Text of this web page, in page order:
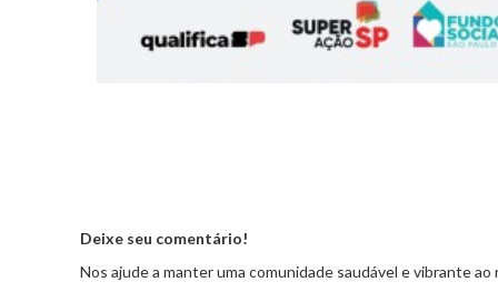
Deixe seu comentário!
Nos ajude a manter uma comunidade saudável e vibrante